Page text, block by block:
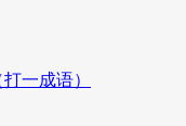
一成语）